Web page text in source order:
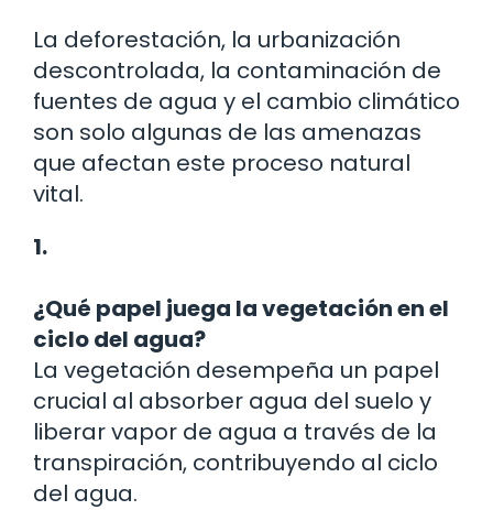
La deforestación, la urbanización
descontrolada, la contaminación de
fuentes de agua y el cambio climático
son solo algunas de las amenazas
que afectan este proceso natural
vital.
1.
¿Qué papel juega la vegetación en el
ciclo del agua?
La vegetación desempeña un papel
crucial al absorber agua del suelo y
liberar vapor de agua a través de la
transpiración, contribuyendo al ciclo
del agua.